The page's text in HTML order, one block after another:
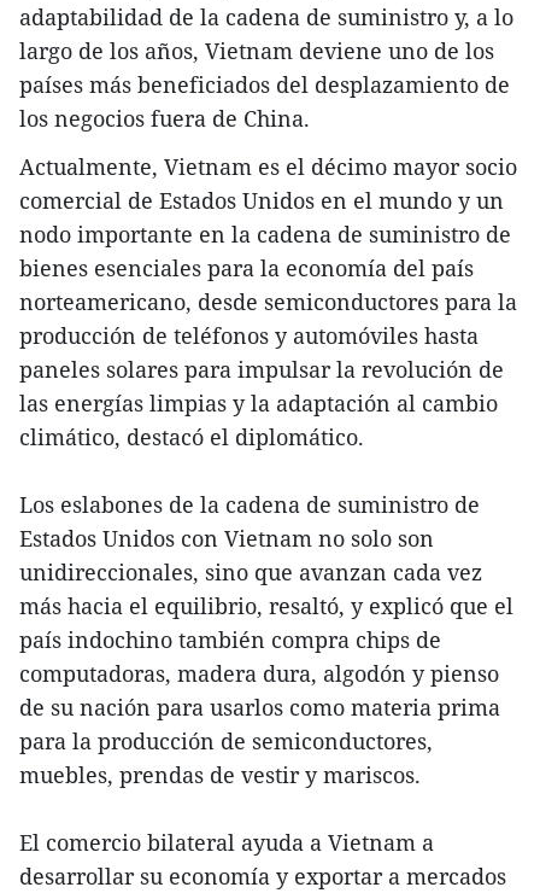
adaptabilidad de la cadena de suministro y, a lo
largo de los años, Vietnam deviene uno de los
países más beneficiados del desplazamiento de
los negocios fuera de China.
Actualmente, Vietnam es el décimo mayor socio
comercial de Estados Unidos en el mundo y un
nodo importante en la cadena de suministro de
bienes esenciales para la economía del país
norteamericano, desde semiconductores para la
producción de teléfonos y automóviles hasta
paneles solares para impulsar la revolución de
las energías limpias y la adaptación al cambio
climático, destacó el diplomático.
Los eslabones de la cadena de suministro de
Estados Unidos con Vietnam no solo son
unidireccionales, sino que avanzan cada vez
más hacia el equilibrio, resaltó, y explicó que el
país indochino también compra chips de
computadoras, madera dura, algodón y pienso
de su nación para usarlos como materia prima
para la producción de semiconductores,
muebles, prendas de vestir y mariscos.
El comercio bilateral ayuda a Vietnam a
desarrollar su economía y exportar a mercados